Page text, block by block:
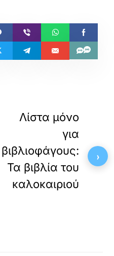
Λίστα μόνο
για
βιβλιοφάγους:
Τα βιβλία του
καλοκαιριού
›